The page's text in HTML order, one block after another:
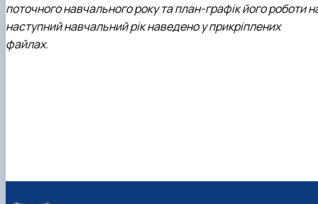
поточного навчального року та план-графік його роботи
наступний навчальний рік наведено у прикріплених
файлах.